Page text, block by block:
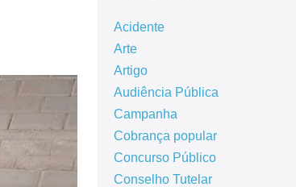
Acidente
Arte
Artigo
Audiência Pública
Campanha
Cobrança popular
Concurso Público
Conselho Tutelar